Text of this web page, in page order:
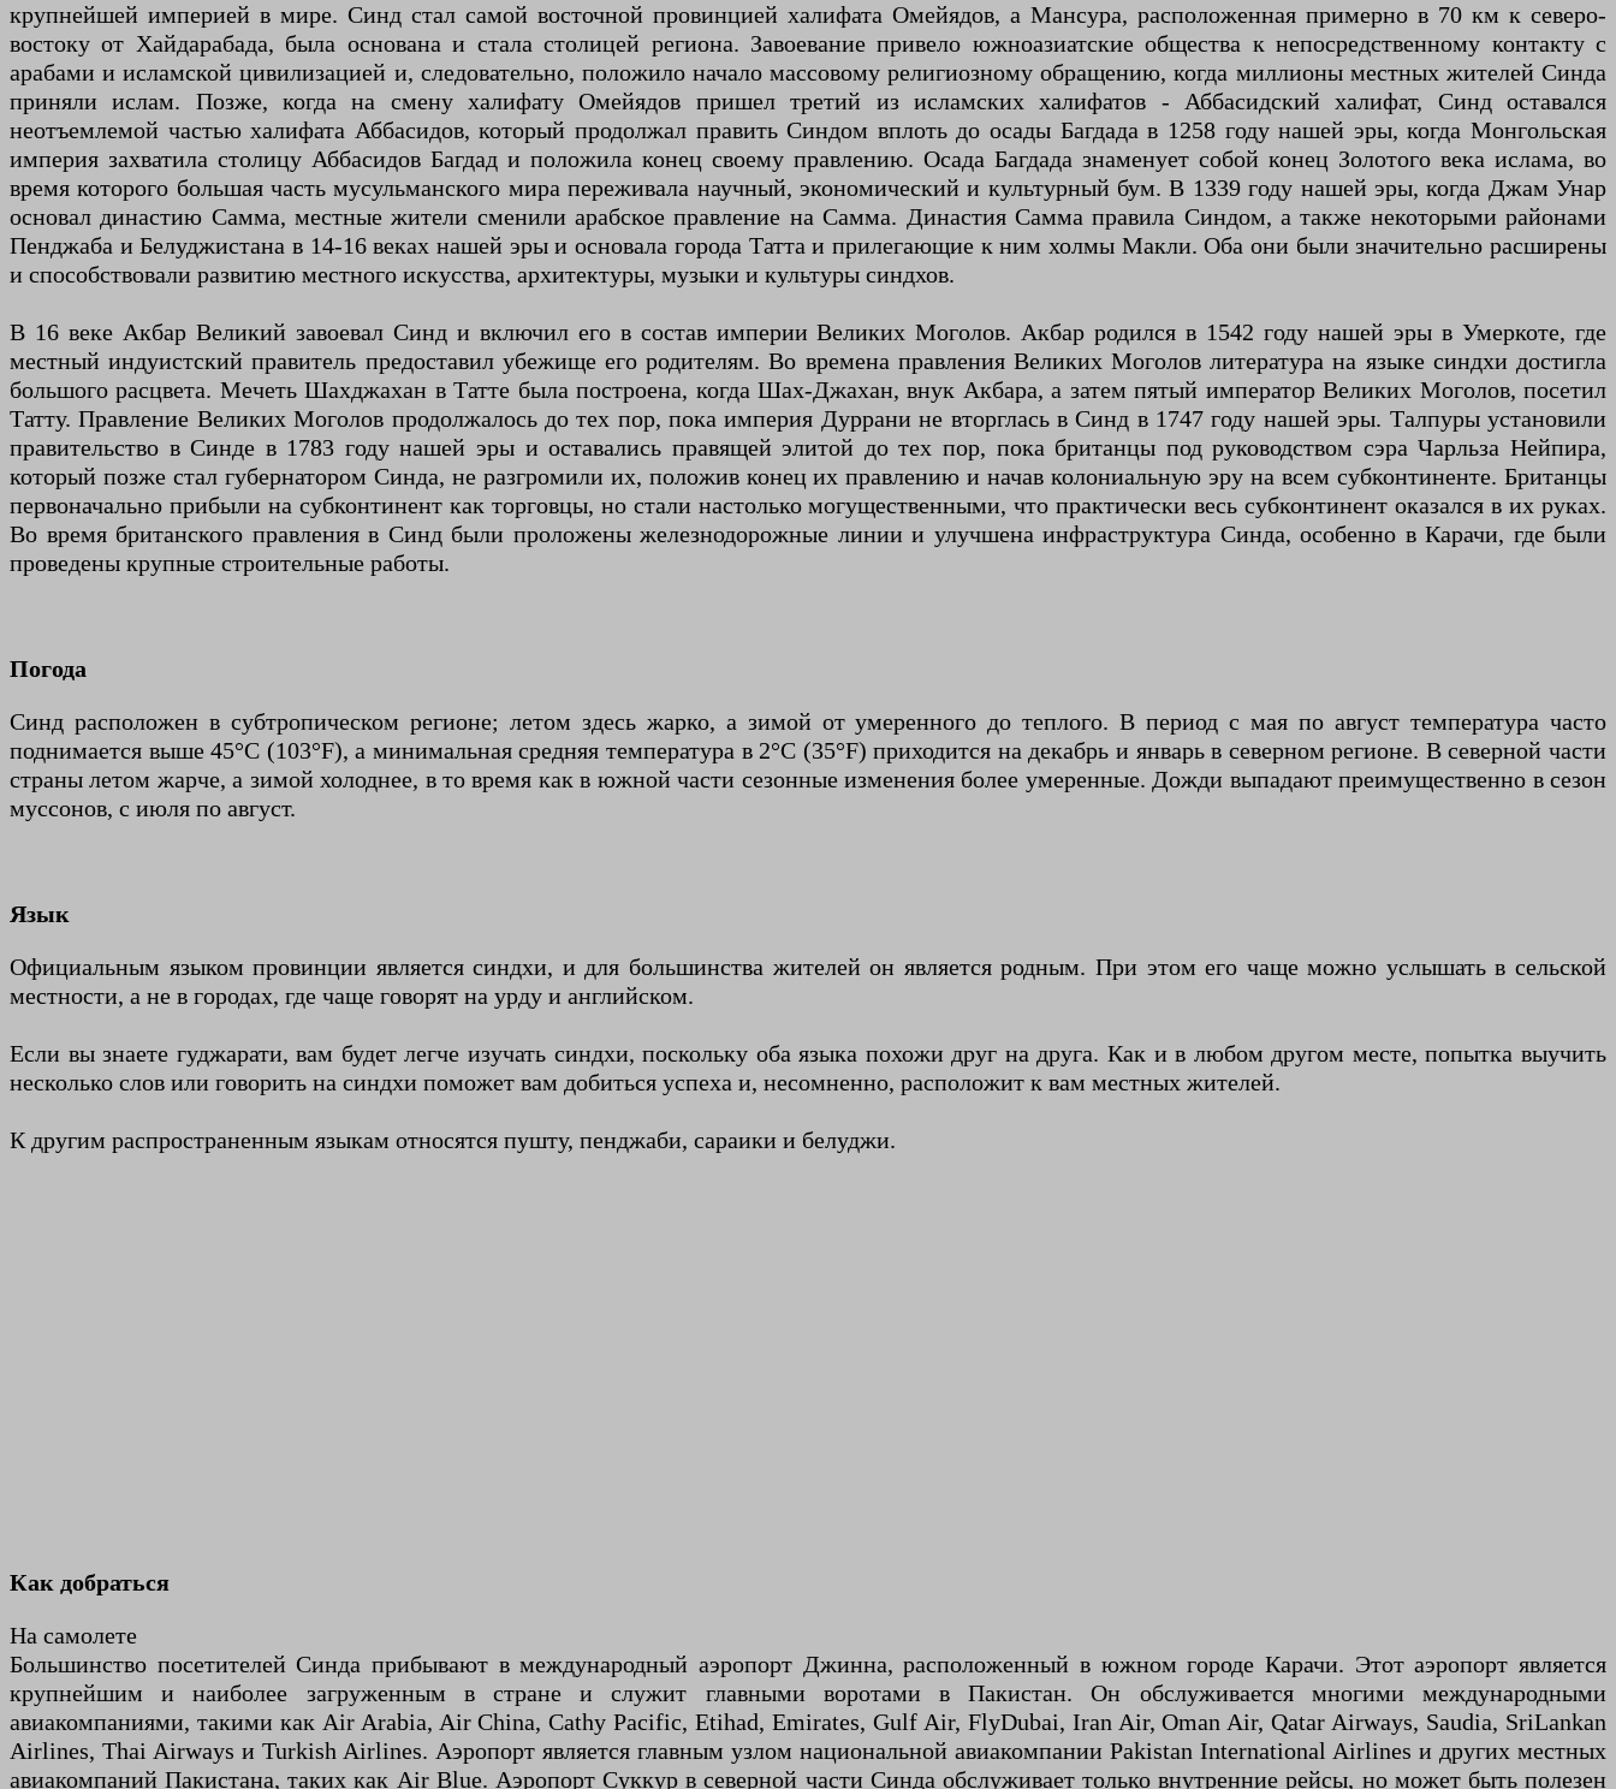
крупнейшей империей в мире. Синд стал самой восточной провинцией халифата Омейядов, а Мансура, расположенная примерно в 70 км к северо-
востоку от Хайдарабада, была основана и стала столицей региона. Завоевание привело южноазиатские общества к непосредственному контакту с
арабами и исламской цивилизацией и, следовательно, положило начало массовому религиозному обращению, когда миллионы местных жителей Синда
приняли ислам. Позже, когда на смену халифату Омейядов пришел третий из исламских халифатов - Аббасидский халифат, Синд оставался
неотъемлемой частью халифата Аббасидов, который продолжал править Синдом вплоть до осады Багдада в 1258 году нашей эры, когда Монгольская
империя захватила столицу Аббасидов Багдад и положила конец своему правлению. Осада Багдада знаменует собой конец Золотого века ислама, во
время которого большая часть мусульманского мира переживала научный, экономический и культурный бум. В 1339 году нашей эры, когда Джам Унар
основал династию Самма, местные жители сменили арабское правление на Самма. Династия Самма правила Синдом, а также некоторыми районами
Пенджаба и Белуджистана в 14-16 веках нашей эры и основала города Татта и прилегающие к ним холмы Макли. Оба они были значительно расширены
и способствовали развитию местного искусства, архитектуры, музыки и культуры синдхов.
В 16 веке Акбар Великий завоевал Синд и включил его в состав империи Великих Моголов. Акбар родился в 1542 году нашей эры в Умеркоте, где
местный индуистский правитель предоставил убежище его родителям. Во времена правления Великих Моголов литература на языке синдхи достигла
большого расцвета. Мечеть Шахджахан в Татте была построена, когда Шах-Джахан, внук Акбара, а затем пятый император Великих Моголов, посетил
Татту. Правление Великих Моголов продолжалось до тех пор, пока империя Дуррани не вторглась в Синд в 1747 году нашей эры. Талпуры установили
правительство в Синде в 1783 году нашей эры и оставались правящей элитой до тех пор, пока британцы под руководством сэра Чарльза Нейпира,
который позже стал губернатором Синда, не разгромили их, положив конец их правлению и начав колониальную эру на всем субконтиненте. Британцы
первоначально прибыли на субконтинент как торговцы, но стали настолько могущественными, что практически весь субконтинент оказался в их руках.
Во время британского правления в Синд были проложены железнодорожные линии и улучшена инфраструктура Синда, особенно в Карачи, где были
проведены крупные строительные работы.
Погода
Синд расположен в субтропическом регионе; летом здесь жарко, а зимой от умеренного до теплого. В период с мая по август температура часто
поднимается выше 45°C (103°F), а минимальная средняя температура в 2°C (35°F) приходится на декабрь и январь в северном регионе. В северной части
страны летом жарче, а зимой холоднее, в то время как в южной части сезонные изменения более умеренные. Дожди выпадают преимущественно в сезон
муссонов, с июля по август.
Язык
Официальным языком провинции является синдхи, и для большинства жителей он является родным. При этом его чаще можно услышать в сельской
местности, а не в городах, где чаще говорят на урду и английском.
Если вы знаете гуджарати, вам будет легче изучать синдхи, поскольку оба языка похожи друг на друга. Как и в любом другом месте, попытка выучить
несколько слов или говорить на синдхи поможет вам добиться успеха и, несомненно, расположит к вам местных жителей.
К другим распространенным языкам относятся пушту, пенджаби, сараики и белуджи.
Как добраться
На самолете
Большинство посетителей Синда прибывают в международный аэропорт Джинна, расположенный в южном городе Карачи. Этот аэропорт является
крупнейшим и наиболее загруженным в стране и служит главными воротами в Пакистан. Он обслуживается многими международными
авиакомпаниями, такими как Air Arabia, Air China, Cathy Pacific, Etihad, Emirates, Gulf Air, FlyDubai, Iran Air, Oman Air, Qatar Airways, Saudia, SriLankan
Airlines, Thai Airways и Turkish Airlines. Аэропорт является главным узлом национальной авиакомпании Pakistan International Airlines и других местных
авиакомпаний Пакистана, таких как Air Blue. Аэропорт Суккур в северной части Синда обслуживает только внутренние рейсы, но может быть полезен